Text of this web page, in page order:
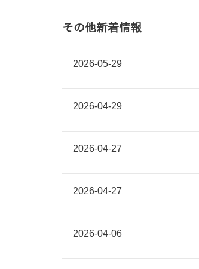
その他新着情報
2026-05-29
2026-04-29
2026-04-27
2026-04-27
2026-04-06